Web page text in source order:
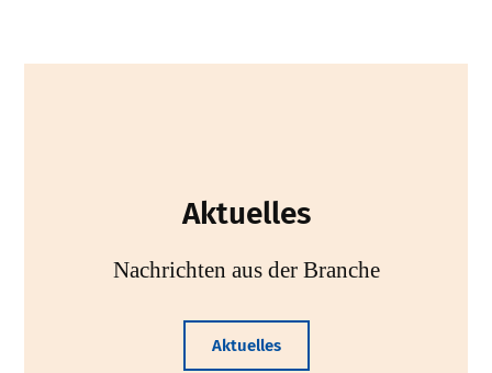
Aktuelles
Nachrichten aus der Branche
Aktuelles